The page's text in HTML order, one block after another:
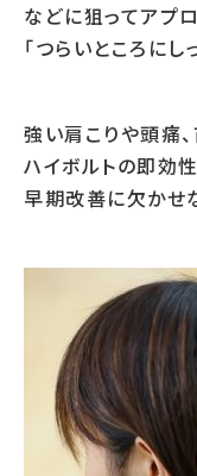
などに狙ってアプ
「つらいところにし
強い肩こりや頭痛
ハイボルトの即効
早期改善に欠かせ